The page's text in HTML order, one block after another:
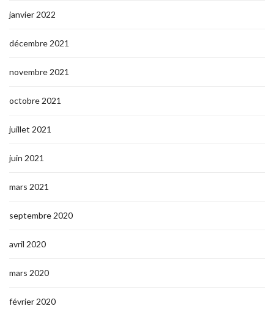
janvier 2022
décembre 2021
novembre 2021
octobre 2021
juillet 2021
juin 2021
mars 2021
septembre 2020
avril 2020
mars 2020
février 2020